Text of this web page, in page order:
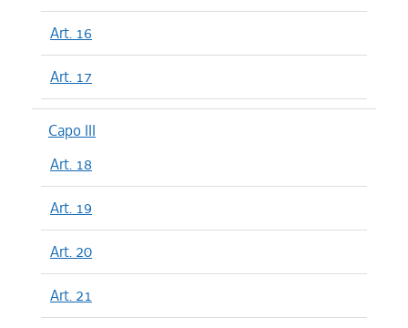
Art. 16
Art. 17
Capo III
Art. 18
Art. 19
Art. 20
Art. 21